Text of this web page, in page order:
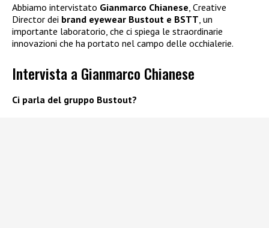
Abbiamo intervistato Gianmarco Chianese , Creative
Director dei brand eyewear Bustout e BSTT un
importante laboratorio, che ci spiega le straordinarie
innovazioni che ha portato nel campo delle occhialerie.
Intervista a Gianmarco Chianese
Ci parla del gruppo Bustout?